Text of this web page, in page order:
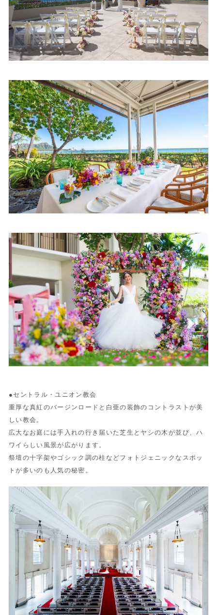
●セントラル・ユニオン教会
重厚な真紅のバージンロードと白亜の装飾のコントラストが美
しい教会。
広大なお庭には手入れの行き届いた芝生とヤシの木が並び、ハ
ワイらしい風景が広がります。
祭壇の十字架やゴシック調の柱などフォトジェニックなスポッ
トが多いのも人気の秘密。